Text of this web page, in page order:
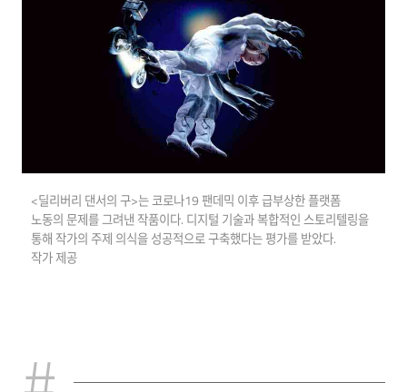
<딜리버리 댄서의 구>는 코로나19 팬데믹 이후 급부상한 플랫폼
노동의 문제를 그려낸 작품이다. 디지털 기술과 복합적인 스토리텔링을
통해 작가의 주제 의식을 성공적으로 구축했다는 평가를 받았다.
작가 제공